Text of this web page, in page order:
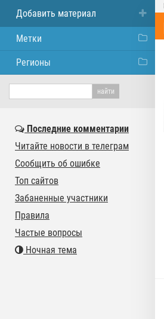
Добавить материал
Метки
Регионы
Последние комментарии
Читайте новости в телеграм
Сообщить об ошибке
Топ сайтов
Забаненные участники
Правила
Частые вопросы
Ночная тема